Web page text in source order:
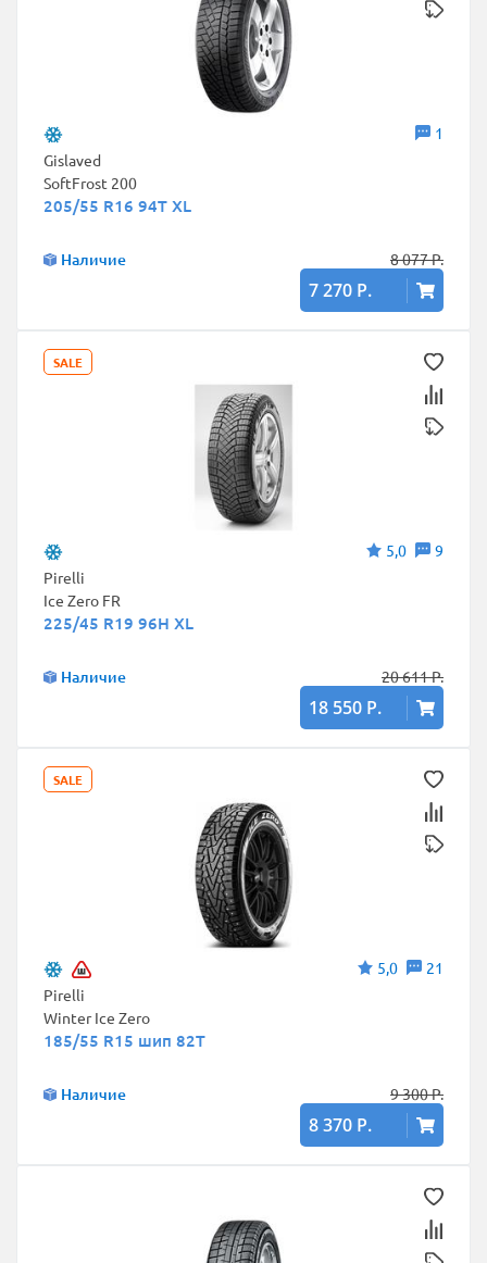
1
Gislaved
SoftFrost 200
205/55 R16 94T XL
Наличие 8 077 Р.
7 270 Р.
SALE
5,0
9
Pirelli
Ice Zero FR
225/45 R19 96H XL
Наличие 20 611 Р.
18 550 Р.
SALE
5,0
21
Pirelli
Winter Ice Zero
185/55 R15 шип 82T
Наличие 9 300 Р.
8 370 Р.